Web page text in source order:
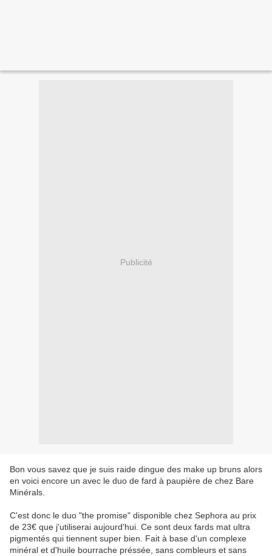
Publicité
Bon vous savez que je suis raide dingue des make up bruns alors
en voici encore un avec le duo de fard à paupière de chez Bare
Minérals.
C'est donc le duo "the promise" disponible chez Sephora au prix
de 23€ que j'utiliserai aujourd'hui. Ce sont deux fards mat ultra
pigmentés qui tiennent super bien. Fait à base d'un complexe
minéral et d'huile bourrache préssée, sans combleurs et sans